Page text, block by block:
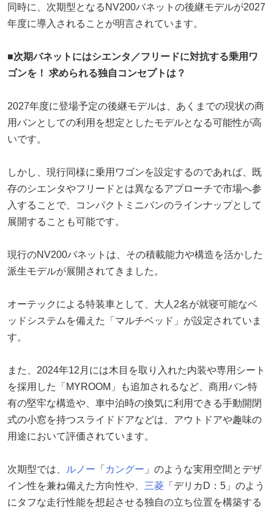
同時に、次期型となるNV200バネットの後継モデルが2027
年度に導入されることが明言されています。
■次期バネットにはシエンタ／フリードに対抗する乗用ワ
ゴンを！ 求められる独自コンセプトは？
2027年度に登場予定の後継モデルは、あくまでの現状の商
用バンとしての利用を想定としたモデルとなる可能性が高
いです。
しかし、現行同様に乗用ワゴンを設定するのであれば、既
存のシエンタやフリードとは異なるアプローチで市場へ参
入することで、コンパクトミニバンのラインナップとして
展開することも可能です。
現行のNV200バネットは、その積載能力や構造を活かした
派生モデルが展開されてきました。
オーテックによる特装車として、大人2名が就寝可能なベ
ッドシステムを備えた「マルチベッド」が設定されていま
す。
また、2024年12月には木目を取り入れた内装や専用シート
を採用した「MYROOM」も追加されるなど、商用バン特
有の堅牢な構造や、車中泊時の換気に利用できる手動開閉
式の小窓を持つスライドドアなどは、アウトドアや趣味の
用途において評価されています。
次期型では、 ルノー 「 カングー 」のような実用空間とデザ
イン性を兼ね備えた方向性や、 三菱 「デリカD：5」のよう
にタフな走行性能を想起させる独自の立ち位置を構築する